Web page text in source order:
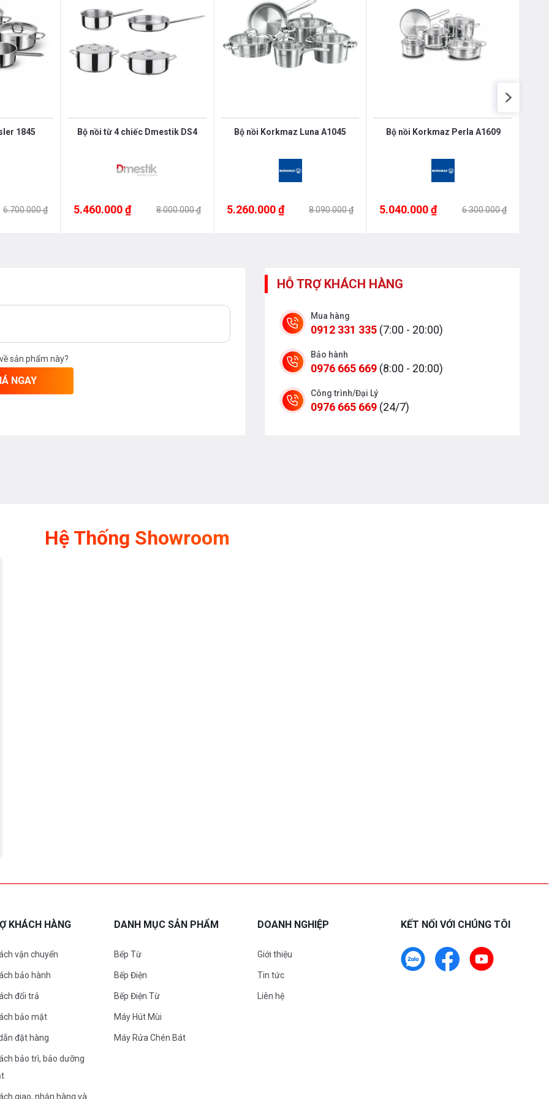
vượt trội
tối ưu hóa khả năng dẫn
nhanh, lan tỏa đều.
giữ nhiệt lâu, tiết kiệm
cục bộ, không bị biến dạng
tốt
– nhôm – inox, tăng khả
phẩm được nấu chín đều và
hầm, nấu canh, luộc...
lợi
nhiệt, có lỗ thoát hơi chống
sát món ăn khi nấu. Viền
Black Cube hiện đại với bề
dầu mỡ, chống trầy xước vượt
bộ 5 lớp như nồi – sử
từ, bếp hồng ngoại, bếp gas,
gắn chắc chắn bằng đinh
1845
6.700.000 ₫
Bộ nồi từ 4 chiếc Dmestik DS4
5.460.000 ₫ 8.000.000 ₫
Bộ nồi Korkmaz Luna A1045
5.260.000 ₫ 8.090.000 ₫
Bộ nồi Korkmaz Perla A1609
5.040.000 ₫ 6.300.000 ₫
sản phẩm này?
NGAY
HỖ TRỢ KHÁCH HÀNG
Mua hàng
0912 331 335 (7:00 - 20:00)
Bảo hành
0976 665 669 (8:00 - 20:00)
Công trình/Đại Lý
0976 665 669 (24/7)
Hệ Thống Showroom
KHÁCH HÀNG
vận chuyển
bảo hành
đổi trả
bảo mật
đặt hàng
bảo trì, bảo dưỡng
giao, nhận hàng và
DANH MỤC SẢN PHẨM
Bếp Từ
Bếp Điện
Bếp Điện Từ
Máy Hút Mùi
Máy Rửa Chén Bát
DOANH NGHIỆP
Giới thiệu
Tin tức
Liên hệ
KẾT NỐI VỚI CHÚNG TÔI